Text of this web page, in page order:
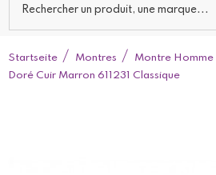
Startseite Montres Montre Homme
Doré Cuir Marron 611231 Classique